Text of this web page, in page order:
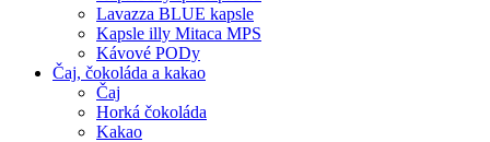
Lavazza BLUE kapsle
Kapsle illy Mitaca MPS
Kávové PODy
Čaj, čokoláda a kakao
Čaj
Horká čokoláda
Kakao